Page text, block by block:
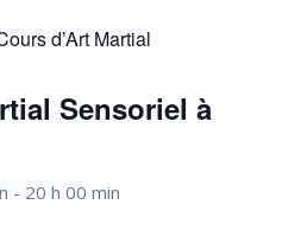
d’Art Martial
Sensoriel à
- 20 h 00 min